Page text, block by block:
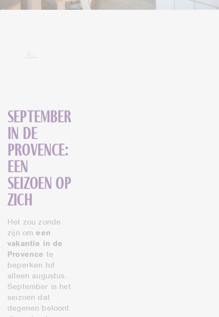
September
in de
Provence:
een
seizoen op
zich
Het zou zonde
zijn om een
vakantie in de
Provence te
beperken tot
alleen augustus.
September is het
seizoen dat
degenen beloont